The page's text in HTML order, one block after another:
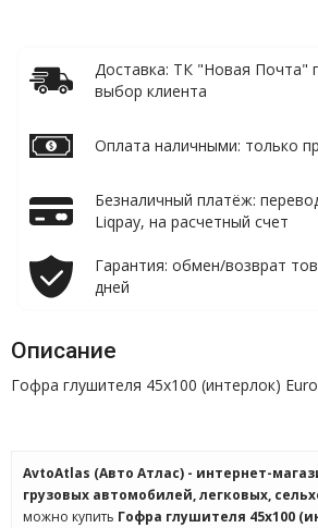
Доставка: ТК "Новая Почта"
выбор клиента
Оплата наличными: только
Безналичный платёж:
Liqpay, на расчетный счет
Гарантия: обмен/возврат
дней
Описание
Гофра глушителя 45x100 (интерлок)
AvtoAtlas (Авто Атлас) - интернет-
грузовых автомобилей, легковых,
можно купить Гофра глушителя 45x100